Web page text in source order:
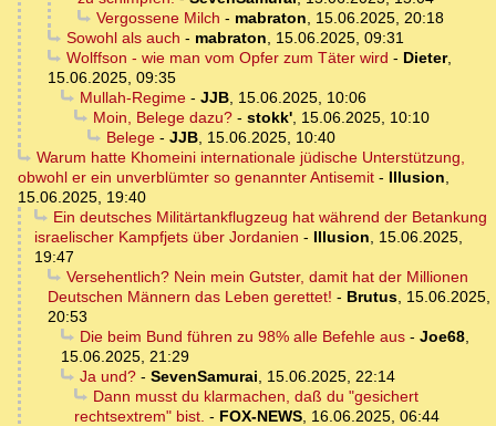
Vergossene Milch - mabraton, 15.06.2025, 20:18
Sowohl als auch - mabraton, 15.06.2025, 09:31
Wolffson - wie man vom Opfer zum Täter wird - Dieter,
15.06.2025, 09:35
Mullah-Regime- JJB, 15.06.2025, 10:06
Moin, Belege dazu?- stokk', 15.06.2025, 10:10
Belege- JJB, 15.06.2025, 10:40
Warum hatte Khomeini internationale jüdische Unterstützung,
obwohl er ein unverblümter so genannter Antisemit - Illusion,
15.06.2025, 19:40
Ein deutsches Militärtankflugzeug hat während der Betankung
israelischer Kampfjets über Jordanien - Illusion, 15.06.2025,
19:47
Versehentlich? Nein mein Gutster, damit hat der Millionen
Deutschen Männern das Leben gerettet! - Brutus, 15.06.2025,
20:53
Die beim Bund führen zu 98% alle Befehle aus- Joe68,
15.06.2025, 21:29
Ja und?- SevenSamurai, 15.06.2025, 22:14
Dann musst du klarmachen, daß du "gesichert
rechtsextrem" bist. - FOX-NEWS, 16.06.2025, 06:44